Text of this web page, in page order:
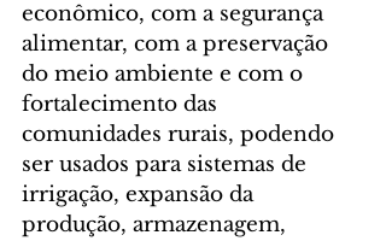
econômico, com a segurança
alimentar, com a preservação
do meio ambiente e com o
fortalecimento das
comunidades rurais, podendo
ser usados para sistemas de
irrigação, expansão da
produção, armazenagem,